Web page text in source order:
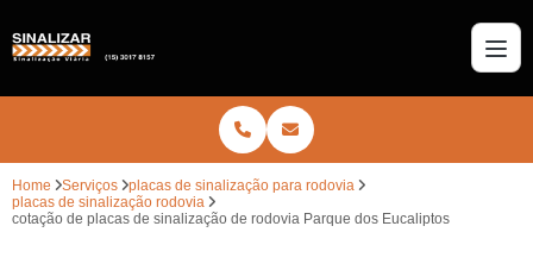
Home Serviços
placas de sinalização para rodovia
placas de sinalização rodovia
cotação de placas de sinalização de rodovia Parque dos Eucaliptos